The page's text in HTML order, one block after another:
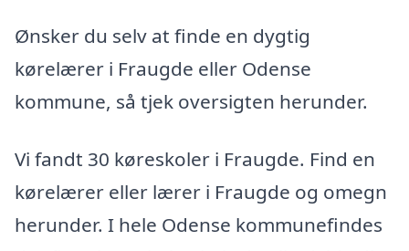
Ønsker du selv at finde en dygtig
kørelærer i Fraugde eller Odense
kommune, så tjek oversigten herunder.
Vi fandt 30 køreskoler i Fraugde. Find en
kørelærer eller lærer i Fraugde og omegn
herunder. I hele Odense kommunefindes